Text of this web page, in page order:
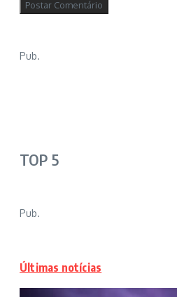
Pub.
TOP 5
Pub.
Últimas notícias